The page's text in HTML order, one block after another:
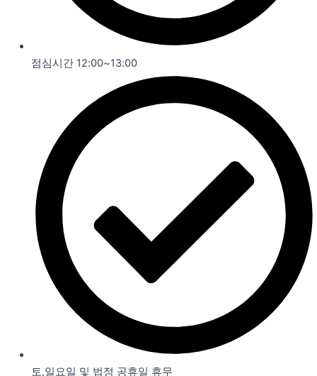
점심시간 12:00~13:00
토,일요일 및 법정 공휴일 휴무